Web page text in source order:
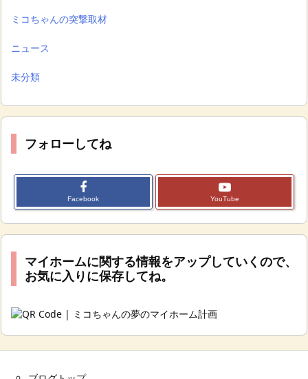
ミコちゃんの突撃取材
ニュース
未分類
フォローしてね
Facebook YouTube
マイホームに関する情報をアップしていくので、
お気に入りに保存してね。